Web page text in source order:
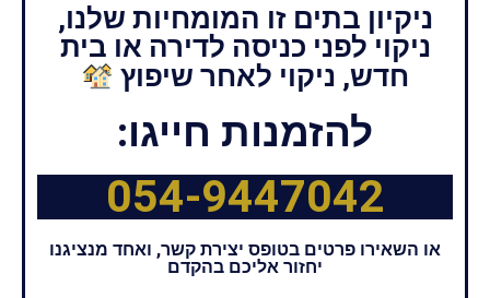
ניקיון בתים זו המומחיות שלנו,
ניקוי לפני כניסה לדירה או בית
חדש, ניקוי לאחר שיפוץ
להזמנות חייגו:
054-9447042
או השאירו פרטים בטופס יצירת קשר, ואחד מנציגנו
יחזור אליכם בהקדם